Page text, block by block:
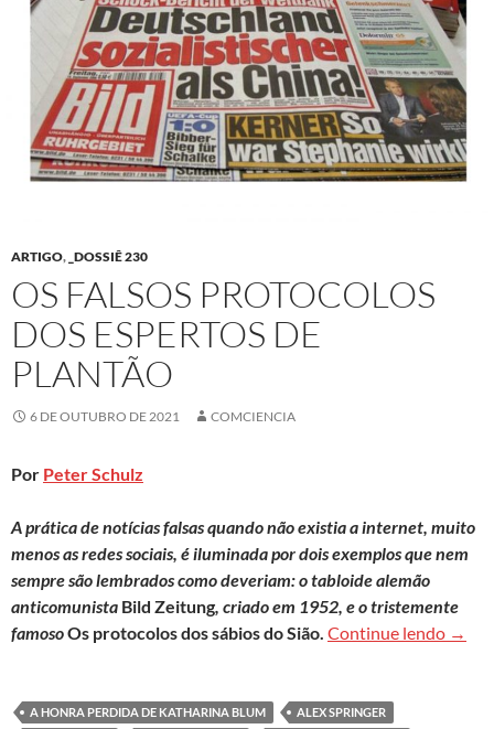
ARTIGO, _DOSSIÊ 230
OS FALSOS PROTOCOLOS
DOS ESPERTOS DE
PLANTÃO
6 DE OUTUBRO DE 2021 COMCIENCIA
Por Peter Schulz
A prática de notícias falsas quando não existia a internet, muito
menos as redes sociais, é iluminada por dois exemplos que nem
sempre são lembrados como deveriam: o tabloide alemão
anticomunista Bild Zeitung, criado em 1952, e o tristemente
famosoOs protocolos dos sábios do Sião. Continue lendo Os
→
A HONRA PERDIDA DE KATHARINA BLUM
ALEX SPRINGER